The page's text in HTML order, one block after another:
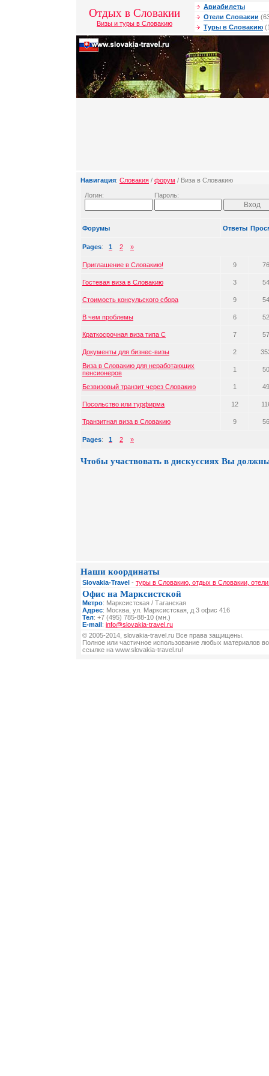
Отдых в Словакии
Визы и туры в Словакию
Авиабилеты
Отели Словакии
Туры в Словакию
Навигация: Словакия / форум / Виза в Словакию
Логин: Пароль:
Форумы Ответы
Pages: 1 2 »
Приглашение в Словакию! 9
Гостевая виза в Словакию 3
Стоимость консульского сбора 9
В чем проблемы 6
Краткосрочная виза типа С 7
Документы для бизнес-визы 2
Виза в Словакию для неработающих
пенсионеров
1
Безвизовый транзит через Словакию 1
Посольство или турфирма 12
Транзитная виза в Словакию 9
Pages: 1 2 »
Чтобы участвовать в дискуссиях Вы
Наши координаты
Slovakia-Travel - туры в Словакию, отдых в Словакии,
Офис на Марксистской
Метро: Марксистская / Таганская
Адрес: Москва, ул. Марксистская, д 3 офис 416
Тел: +7 (495) 785-88-10 (мн.)
E-mail: info@slovakia-travel.ru
© 2005-2014, slovakia-travel.ru Все права защищены.
Полное или частичное использование любых материалов
ссылке на www.slovakia-travel.ru!